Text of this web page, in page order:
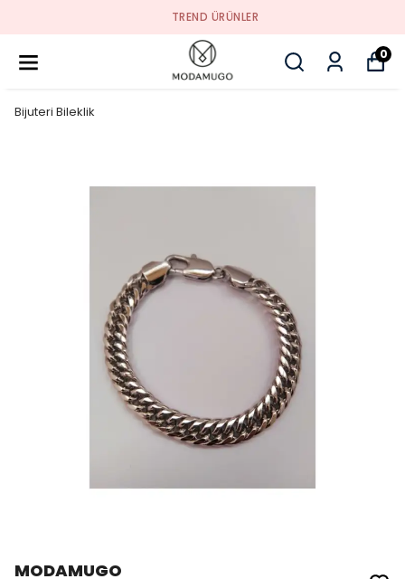
TREND ÜRÜNLER
0
Bijuteri Bileklik
MODAMUGO